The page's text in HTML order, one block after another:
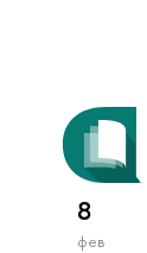
8
фев